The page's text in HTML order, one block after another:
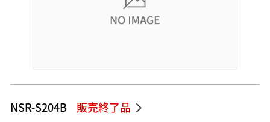
NSR-S204B 販売終了品